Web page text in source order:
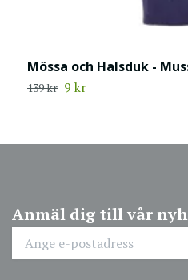
Mössa och Halsduk -
139 kr 9 kr
Anmäl dig till vår